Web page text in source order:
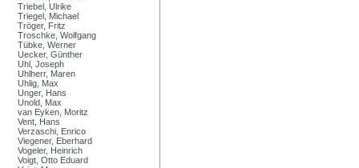
Triebel, Ulrike
Triegel, Michael
Tröger, Fritz
Troschke, Wolfgang
Tübke, Werner
Uecker, Günther
Uhl, Joseph
Uhlherr, Maren
Uhlig, Max
Unger, Hans
Unold, Max
van Eyken, Moritz
Vent, Hans
Verzaschi, Enrico
Viegener, Eberhard
Vogeler, Heinrich
Voigt, Otto Eduard